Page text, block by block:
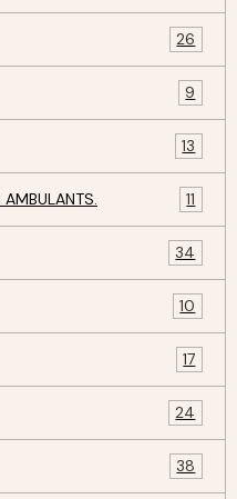
26
9
13
11
34
10
17
24
38